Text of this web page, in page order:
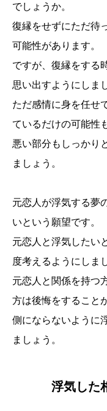
でしょうか。
復縁をせずにただ待
可能性があります。
ですが、復縁をする
思い出すようにしま
ただ感情に身を任せ
ているだけの可能性
悪い部分もしっかり
ましょう。
元恋人が浮気する夢
いという願望です。
元恋人と浮気したい
度考えるようにしま
元恋人と関係を持つ
方は後悔をすること
側にならないように
ましょう。
浮気した